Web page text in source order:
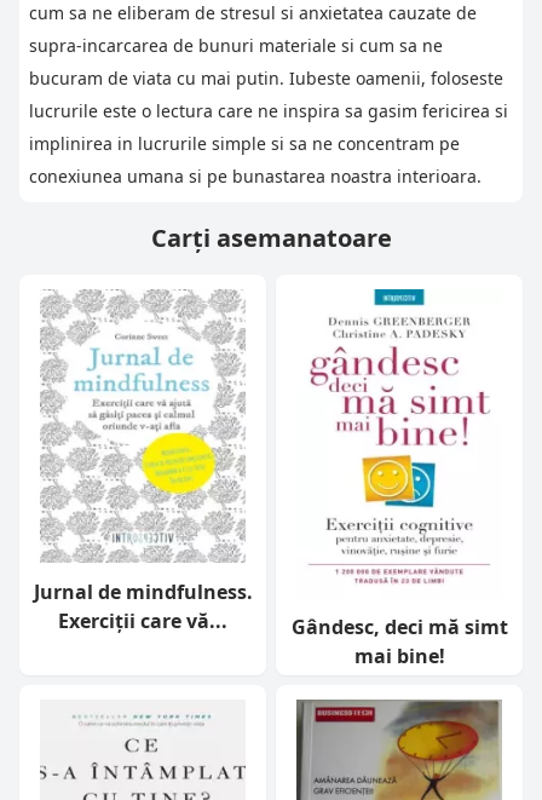
cum sa ne eliberam de stresul si anxietatea cauzate de
supra-incarcarea de bunuri materiale si cum sa ne
bucuram de viata cu mai putin. Iubeste oamenii, foloseste
lucrurile este o lectura care ne inspira sa gasim fericirea si
implinirea in lucrurile simple si sa ne concentram pe
conexiunea umana si pe bunastarea noastra interioara.
Carți asemanatoare
Jurnal de mindfulness.
Exerciții care vă...
Gândesc, deci mă simt
mai bine!